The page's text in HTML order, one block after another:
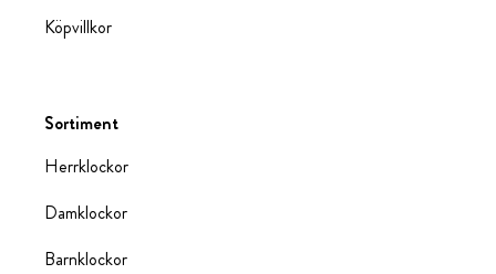
Köpvillkor
Sortiment
Herrklockor
Damklockor
Barnklockor